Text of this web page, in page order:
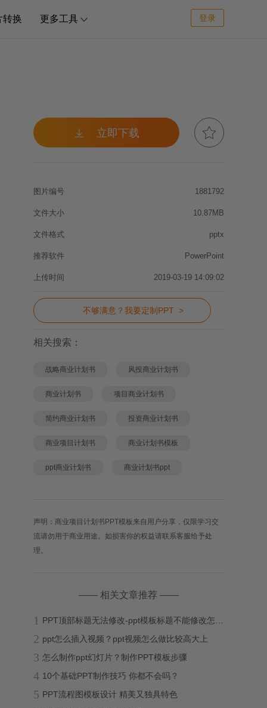
转换 更多工具  登录
 立即下载 
图片编号 1881792
文件大小 10.87MB
文件格式 pptx
推荐软件 PowerPoint
上传时间 2019-03-19 14:09:02
不够满意？我要定制PPT >
相关搜索：
战略商业计划书 风投商业计划书
商业计划书 项目商业计划书
简约商业计划书 投资商业计划书
商业项目计划书 商业计划书模板
ppt商业计划书 商业计划书ppt
声明：商业项目计划书PPT模板来自用户分享，仅限学习交
流请勿用于商业用途。如损害你的权益请联系客服给予处
理。
—— 相关文章推荐 ——
1 PPT顶部标题无法修改-ppt模板标题不能修改怎么办？
2 ppt怎么插入视频？ppt视频怎么做比较高大上
3 怎么制作ppt幻灯片？制作PPT模板步骤
4 10个基础PPT制作技巧 你都不会吗？
5 PPT流程图模板设计 精美又独具特色